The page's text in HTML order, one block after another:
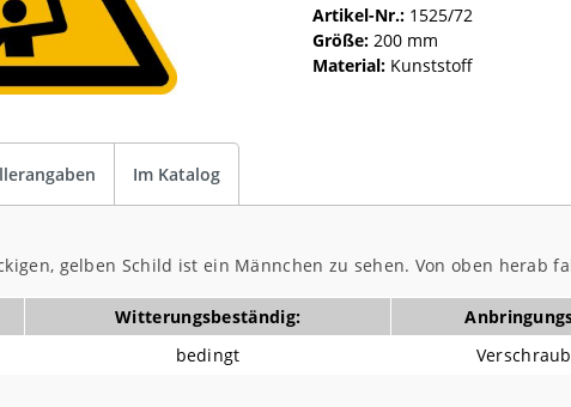
Artikel-Nr.: 1525/72
Größe: 200 mm
Material: Kunststoff
Im Katalog
gelben Schild ist ein Männchen zu sehen. Von oben herab
Witterungsbeständig:
bedingt